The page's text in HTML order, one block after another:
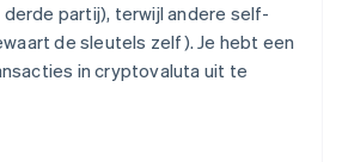
partij), terwijl andere self-
de sleutels zelf). Je hebt een
in cryptovaluta uit te